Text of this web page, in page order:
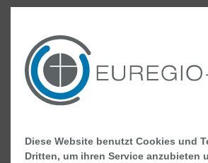
Orthopädie, Spezielle
Handchirurgie
Diese Website benutzt Cookies und
Dritten, um ihren Service anzubieten